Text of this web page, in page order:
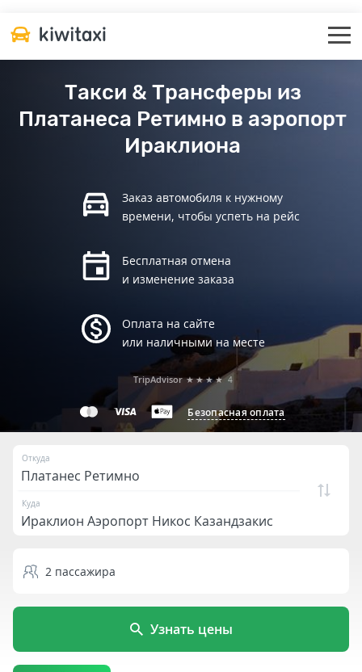
Такси & Трансферы из
Платанеса Ретимно в аэропорт
Ираклиона
Заказ автомобиля к нужному
времени, чтобы успеть на рейс
Бесплатная отмена
и изменение заказа
Оплата на сайте
или наличными на месте
Безопасная оплата
TripAdvisor ★★★★ 4
Откуда
Куда
2 пассажира
Узнать цены